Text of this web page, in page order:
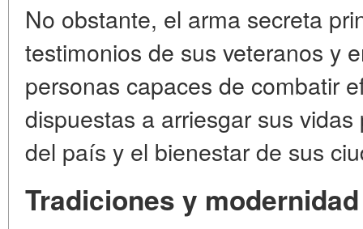
No obstante, el arma secreta
testimonios de sus veteranos y
personas capaces de combatir
dispuestas a arriesgar sus
del país y el bienestar de sus
Tradiciones y modernidad